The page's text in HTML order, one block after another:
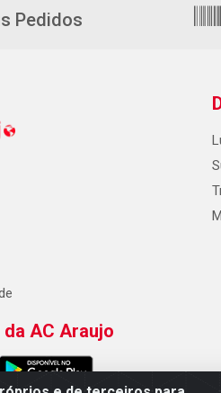
Pedidos
da AC Araujo